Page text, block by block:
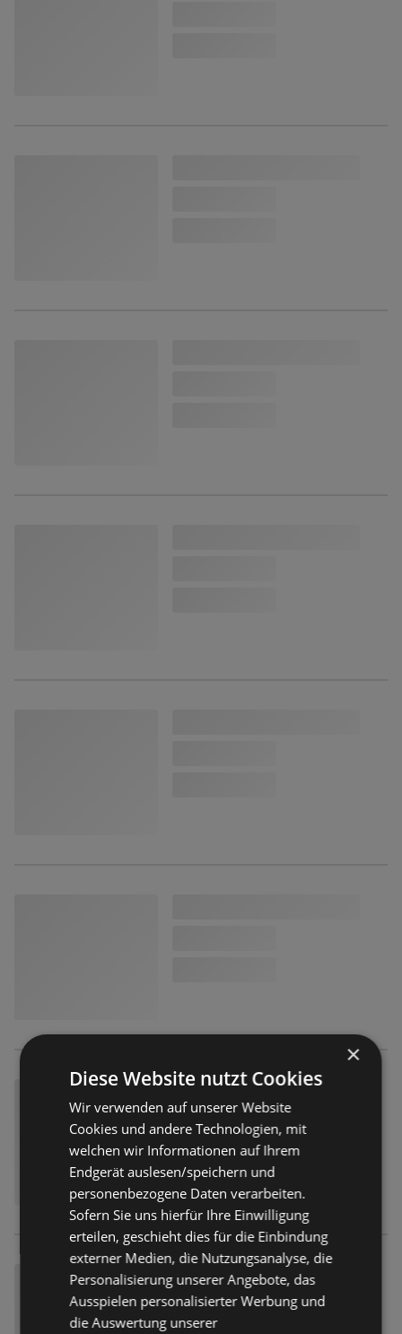
×
Diese Website nutzt Cookies
Wir verwenden auf unserer Website
Cookies und andere Technologien, mit
welchen wir Informationen auf Ihrem
Endgerät auslesen/speichern und
personenbezogene Daten verarbeiten.
Sofern Sie uns hierfür Ihre Einwilligung
erteilen, geschieht dies für die Einbindung
externer Medien, die Nutzungsanalyse, die
Personalisierung unserer Angebote, das
Ausspielen personalisierter Werbung und
die Auswertung unserer